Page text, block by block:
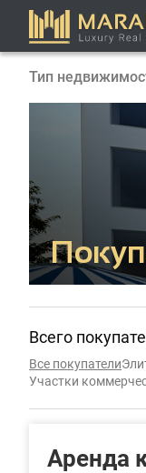
Тип
Всего
Все покупатели
Участки
Аренда